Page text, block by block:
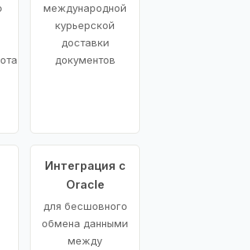
международной
курьерской
доставки
документов
Интеграция с
Oracle
для бесшовного
обмена данными
между